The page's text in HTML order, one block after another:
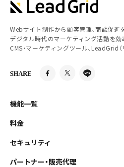
Webサイト制作から顧客管理、商談促進
デジタル時代のマーケティング活動を効
CMS・マーケティングツール、LeadGrid
SHARE
機能一覧
料金
セキュリティ
パートナー・販売代理